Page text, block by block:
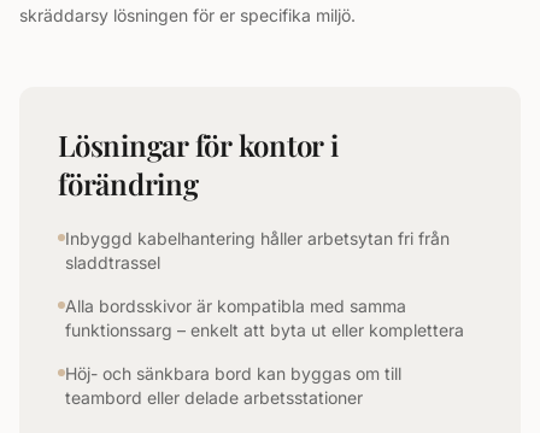
skräddarsy lösningen för er specifika miljö.
Lösningar för kontor i
förändring
Inbyggd kabelhantering håller arbetsytan fri från
sladdtrassel
Alla bordsskivor är kompatibla med samma
funktionssarg – enkelt att byta ut eller komplettera
Höj- och sänkbara bord kan byggas om till
teambord eller delade arbetsstationer